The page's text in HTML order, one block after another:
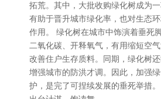
拓荒。其中，大批收购绿化树成为
有助于晋升城市绿化率，也对生态
作用。 绿化树在城市中饰演着垂死
二氧化碳、开释氧气，有用缩短空
改善住户生存质料。同期，绿化树还
增强城市的防洪才调。因此，加强
护，是完了可捏续发展的垂死举措